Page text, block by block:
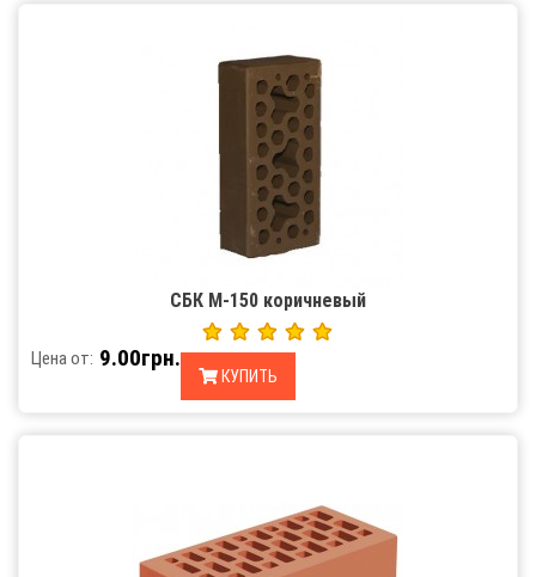
СБК М-150 коричневый
Цена от: 9.00грн.
КУПИТЬ